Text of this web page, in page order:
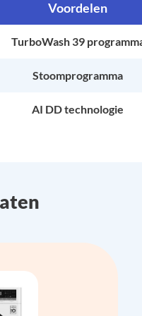
Voordelen
TurboWash 39
Stoomprogramma
AI DD technologie